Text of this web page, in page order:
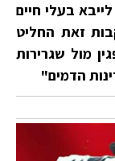
בעלי חיים
זאת החליט
מול שגרירות
הדמים"